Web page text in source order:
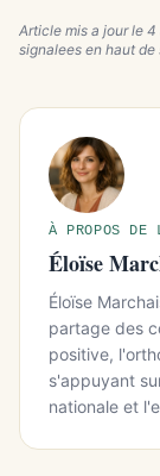
Article mis a jour le 4
signalees en haut
À PROPOS DE
Éloïse
Éloïse
partage des
positive,
s'appuyant
nationale et